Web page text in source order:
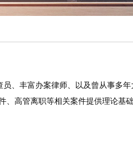
、丰富办案律师、以及曾从事多年
、高管离职等相关案件提供理论基